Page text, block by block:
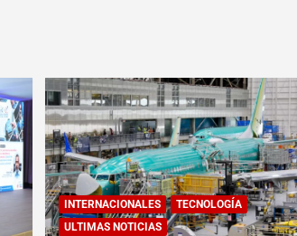
INTERNACIONALES
TECNOLOGÍA
ULTIMAS NOTICIAS